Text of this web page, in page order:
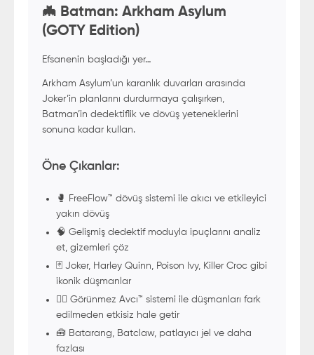
🦇 Batman: Arkham Asylum
(GOTY Edition)
Efsanenin başladığı yer…
Arkham Asylum’un karanlık duvarları arasında
Joker’in planlarını durdurmaya çalışırken,
Batman’in dedektiflik ve dövüş yeteneklerini
sonuna kadar kullan.
Öne Çıkanlar:
🥊 FreeFlow™ dövüş sistemi ile akıcı ve etkileyici
yakın dövüş
🧠 Gelişmiş dedektif moduyla ipuçlarını analiz
et, gizemleri çöz
🃏 Joker, Harley Quinn, Poison Ivy, Killer Croc gibi
ikonik düşmanlar
🕵️‍♂️ Görünmez Avcı™ sistemi ile düşmanları fark
edilmeden etkisiz hale getir
🧰 Batarang, Batclaw, patlayıcı jel ve daha
fazlası